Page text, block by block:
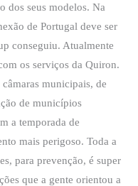
dos seus modelos. Na
de Portugal deve ser
conseguiu. Atualmente
os serviços da Quiron.
câmaras municipais, de
de municípios
a temporada de
mais perigoso. Toda a
para prevenção, é super
que a gente orientou a